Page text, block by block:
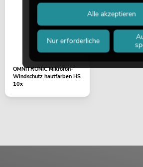
OMNITRONIC Mikrofon-
Windschutz hautfarben HS
10x
Nur erforderliche
Alle akzeptieren